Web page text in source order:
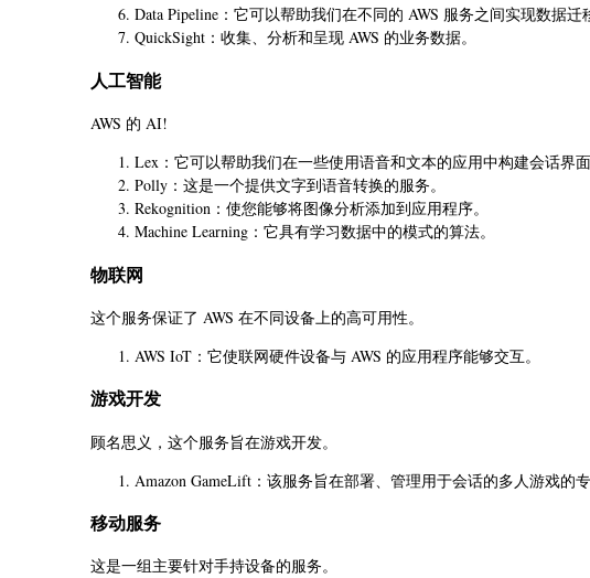
Data Pipeline：它可以帮助我们在不同的 AWS 服务之间实现数据迁
QuickSight：收集、分析和呈现 AWS 的业务数据。
人工智能
AWS 的 AI!
Lex：它可以帮助我们在一些使用语音和文本的应用中构建会话界面
Polly：这是一个提供文字到语音转换的服务。
Rekognition：使您能够将图像分析添加到应用程序。
Machine Learning：它具有学习数据中的模式的算法。
物联网
这个服务保证了 AWS 在不同设备上的高可用性。
AWS IoT：它使联网硬件设备与 AWS 的应用程序能够交互。
游戏开发
顾名思义，这个服务旨在游戏开发。
Amazon GameLift：该服务旨在部署、管理用于会话的多人游戏的专
移动服务
这是一组主要针对手持设备的服务。